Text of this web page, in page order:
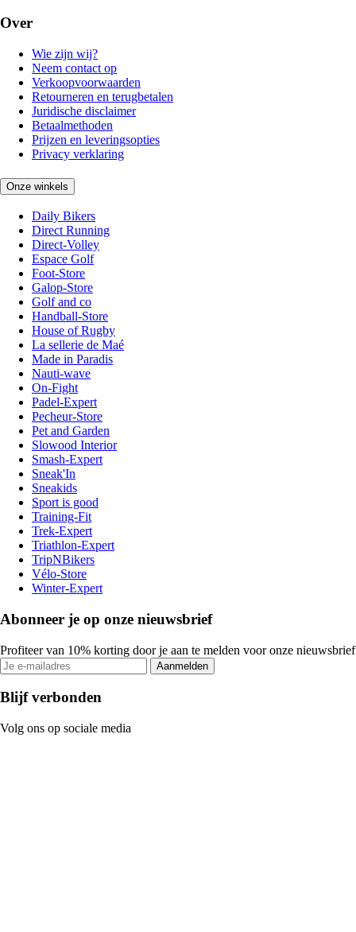
Over
Wie zijn wij?
Neem contact op
Verkoopvoorwaarden
Retourneren en terugbetalen
Juridische disclaimer
Betaalmethoden
Prijzen en leveringsopties
Privacy verklaring
Onze winkels
Daily Bikers
Direct Running
Direct-Volley
Espace Golf
Foot-Store
Galop-Store
Golf and co
Handball-Store
House of Rugby
La sellerie de Maé
Made in Paradis
Nauti-wave
On-Fight
Padel-Expert
Pecheur-Store
Pet and Garden
Slowood Interior
Smash-Expert
Sneak'In
Sneakids
Sport is good
Training-Fit
Trek-Expert
Triathlon-Expert
TripNBikers
Vélo-Store
Winter-Expert
Abonneer je op onze nieuwsbrief
Profiteer van 10% korting door je aan te melden voor onze nieuwsbrief
Aanmelden
Blijf verbonden
Volg ons op sociale media